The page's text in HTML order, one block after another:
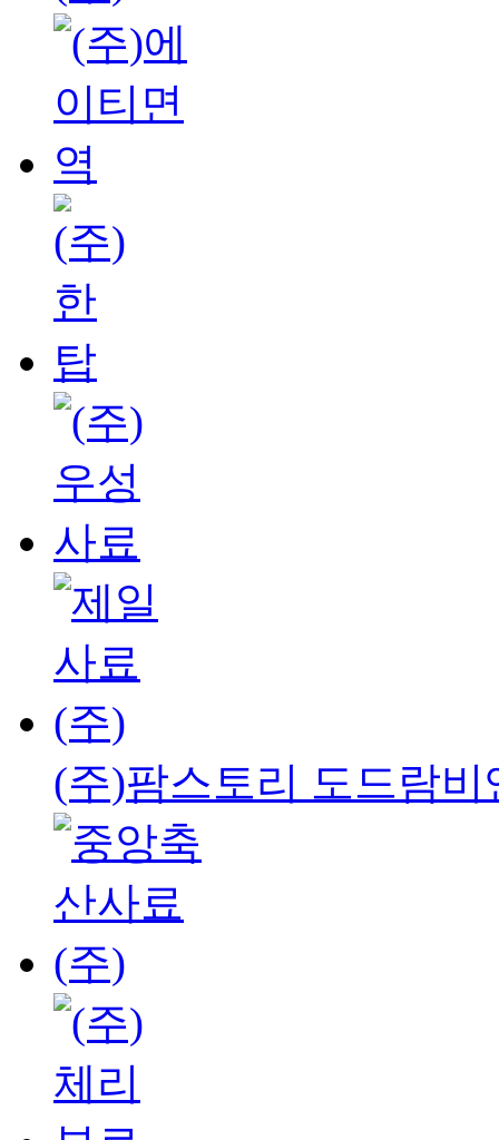
(주)팜스토리 도드람비